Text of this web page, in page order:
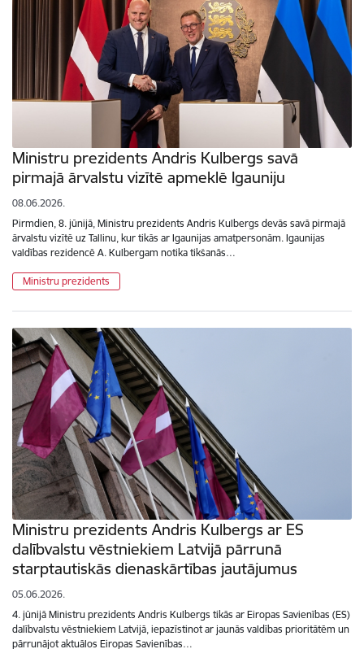
Ministru prezidents Andris Kulbergs savā
pirmajā ārvalstu vizītē apmeklē Igauniju
08.06.2026.
Pirmdien, 8. jūnijā, Ministru prezidents Andris Kulbergs devās savā pirmajā
ārvalstu vizītē uz Tallinu, kur tikās ar Igaunijas amatpersonām. Igaunijas
valdības rezidencē A. Kulbergam notika tikšanās…
Ministru prezidents
Ministru prezidents Andris Kulbergs ar ES
dalībvalstu vēstniekiem Latvijā pārrunā
starptautiskās dienaskārtības jautājumus
05.06.2026.
4. jūnijā Ministru prezidents Andris Kulbergs tikās ar Eiropas Savienības (ES)
dalībvalstu vēstniekiem Latvijā, iepazīstinot ar jaunās valdības prioritātēm un
pārrunājot aktuālos Eiropas Savienības…